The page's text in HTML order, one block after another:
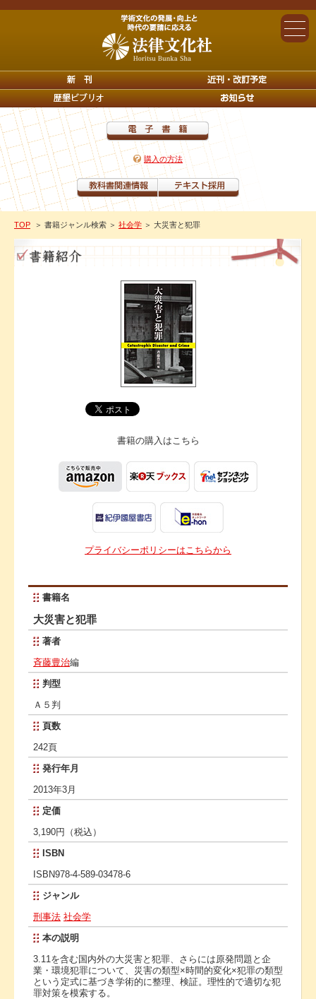
購入の方法
TOP ＞ 書籍ジャンル検索 ＞ 社会学 ＞ 大災害と犯罪
書籍の購入はこちら
プライバシーポリシーはこちらから
書籍名
大災害と犯罪
著者
斉藤豊治編
判型
Ａ５判
頁数
242頁
発行年月
2013年3月
定価
3,190円（税込）
ISBN
ISBN978-4-589-03478-6
ジャンル
刑事法 社会学
本の説明
3.11を含む国内外の大災害と犯罪、さらには原発問題と企
業・環境犯罪について、災害の類型×時間的変化×犯罪の類型
という定式に基づき学術的に整理、検証。理性的で適切な犯
罪対策を模索する。